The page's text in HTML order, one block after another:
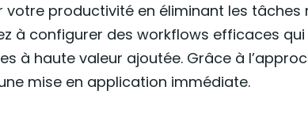
productivité en éliminant les tâches
à configurer des workflows efficaces qui
à haute valeur ajoutée. Grâce à
mise en application immédiate.